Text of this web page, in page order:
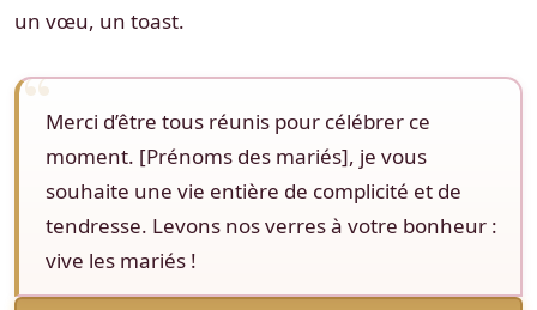
un vœu, un toast.
Merci d’être tous réunis pour célébrer ce
moment. [Prénoms des mariés], je vous
souhaite une vie entière de complicité et de
tendresse. Levons nos verres à votre bonheur :
vive les mariés !